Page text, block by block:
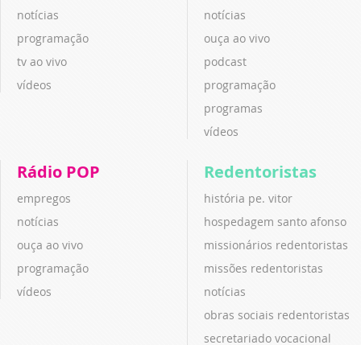
notícias
programação
tv ao vivo
vídeos
notícias
ouça ao vivo
podcast
programação
programas
vídeos
Rádio POP
empregos
notícias
ouça ao vivo
programação
vídeos
Redentoristas
história pe. vitor
hospedagem santo afonso
missionários redentoristas
missões redentoristas
notícias
obras sociais redentoristas
secretariado vocacional